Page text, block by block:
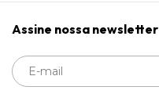
Assine nossa newsletter